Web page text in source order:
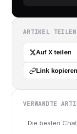
ARTIKEL TEILEN
Auf X teilen
Link kopieren
VERWANDTE
Die besten